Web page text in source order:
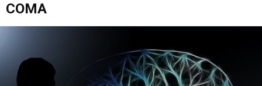
COMA